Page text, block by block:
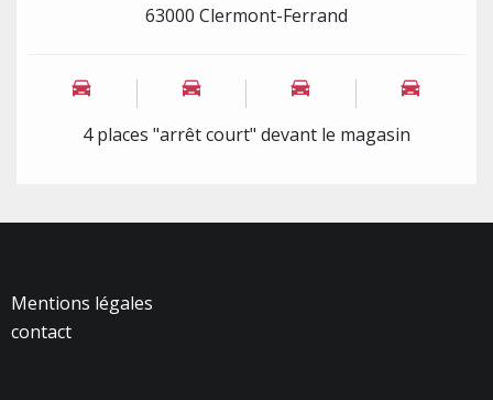
63000 Clermont-Ferrand
4 places "arrêt court" devant le magasin
Mentions légales
contact